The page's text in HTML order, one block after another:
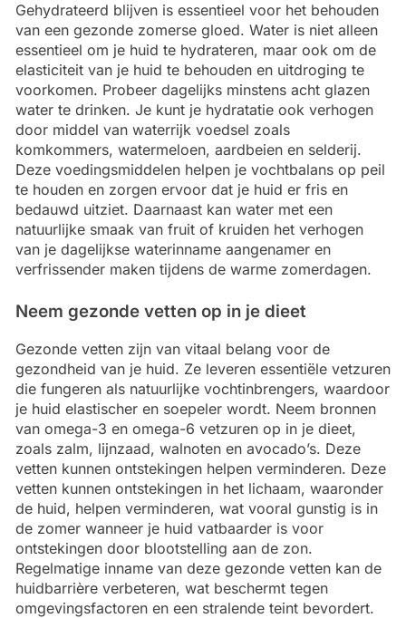
Gehydrateerd blijven is essentieel voor het behouden
van een gezonde zomerse gloed. Water is niet alleen
essentieel om je huid te hydrateren, maar ook om de
elasticiteit van je huid te behouden en uitdroging te
voorkomen. Probeer dagelijks minstens acht glazen
water te drinken. Je kunt je hydratatie ook verhogen
door middel van waterrijk voedsel zoals
komkommers, watermeloen, aardbeien en selderij.
Deze voedingsmiddelen helpen je vochtbalans op peil
te houden en zorgen ervoor dat je huid er fris en
bedauwd uitziet. Daarnaast kan water met een
natuurlijke smaak van fruit of kruiden het verhogen
van je dagelijkse waterinname aangenamer en
verfrissender maken tijdens de warme zomerdagen.
Neem gezonde vetten op in je dieet
Gezonde vetten zijn van vitaal belang voor de
gezondheid van je huid. Ze leveren essentiële vetzuren
die fungeren als natuurlijke vochtinbrengers, waardoor
je huid elastischer en soepeler wordt. Neem bronnen
van omega-3 en omega-6 vetzuren op in je dieet,
zoals zalm, lijnzaad, walnoten en avocado’s. Deze
vetten kunnen ontstekingen helpen verminderen. Deze
vetten kunnen ontstekingen in het lichaam, waaronder
de huid, helpen verminderen, wat vooral gunstig is in
de zomer wanneer je huid vatbaarder is voor
ontstekingen door blootstelling aan de zon.
Regelmatige inname van deze gezonde vetten kan de
huidbarrière verbeteren, wat beschermt tegen
omgevingsfactoren en een stralende teint bevordert.